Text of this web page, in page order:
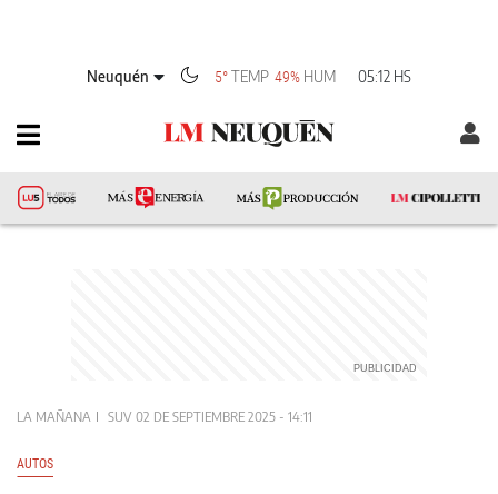
Neuquén 5°TEMP 49% HUM 05:12 HS
LA MAÑANA SUV 02 DE SEPTIEMBRE 2025 - 14:11
AUTOS